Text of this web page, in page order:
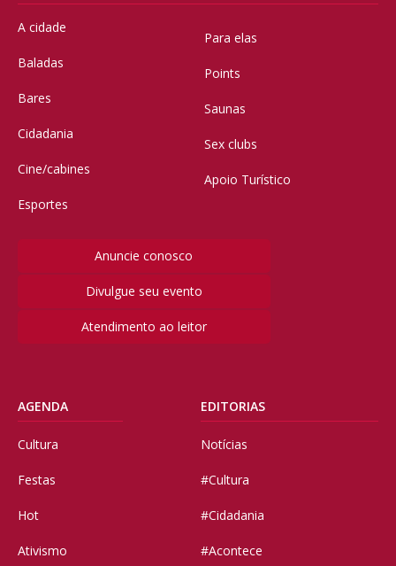
A cidade
Baladas
Bares
Cidadania
Cine/cabines
Esportes
Para elas
Points
Saunas
Sex clubs
Apoio Turístico
Anuncie conosco
Divulgue seu evento
Atendimento ao leitor
AGENDA
Cultura
Festas
Hot
Ativismo
EDITORIAS
Notícias
#Cultura
#Cidadania
#Acontece